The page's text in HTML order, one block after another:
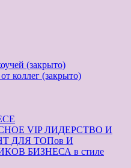
(закрыто)
коллег (закрыто)
VIP ЛИДЕРСТВО И
ДЛЯ ТОПов И
БИЗНЕСА в стиле